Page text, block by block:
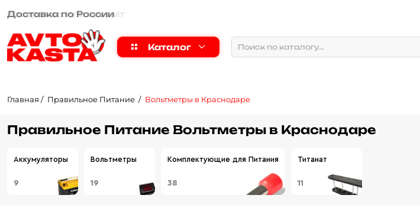
Рассрочка или кредит
Каталог
Главная Правильное Питание Вольтметры в Краснодаре
Правильное Питание Вольтметры в Краснодаре
Аккумуляторы
9
Вольтметры
19
Комплектующие для Питания
38
Титанат
11